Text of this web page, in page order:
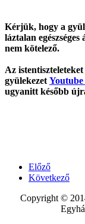
Kérjük, hogy a
láztalan
nem kötelező.
Az
gyülekezet
ugyanitt később
Előző
Következő
Copyright ©